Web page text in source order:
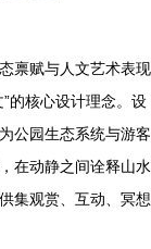
禀赋与人文艺术表现
的核心设计理念。设
公园生态系统与游客
在动静之间诠释山水
集观赏、互动、冥想